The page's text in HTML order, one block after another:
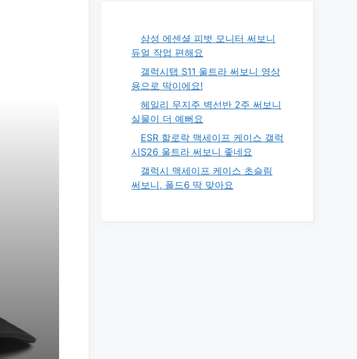
삼성 에센셜 피벗 모니터 써보니
듀얼 작업 편해요
갤럭시탭 S11 울트라 써보니 영상
용으로 딱이에요!
헤일리 무지주 벽선반 2주 써보니
실물이 더 예뻐요
ESR 할로락 맥세이프 케이스 갤럭
시S26 울트라 써보니 좋네요
갤럭시 맥세이프 케이스 초슬림
써보니, 폴드6 딱 맞아요